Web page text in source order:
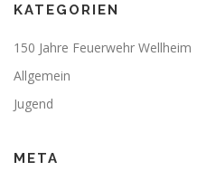
KATEGORIEN
150 Jahre Feuerwehr Wellheim
Allgemein
Jugend
META